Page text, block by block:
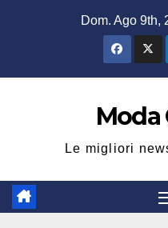
Dom. Ago 9th,
Moda
Le migliori